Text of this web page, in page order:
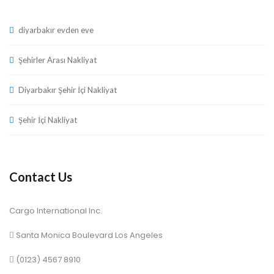
diyarbakır evden eve
Şehirler Arası Nakliyat
Diyarbakır Şehir İçi Nakliyat
Şehir İçi Nakliyat
Contact U
Cargo International Inc.
Santa Monica Boulevard Los Angele
(0123) 4567 8910